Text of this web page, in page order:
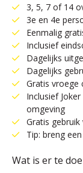
3, 5, 7 of 14
3e en 4e
Eenmalig
Inclusief
Dagelijks
Dagelijks
Gratis vroege
Inclusief
omgeving
Gratis gebruik
Tip: breng
Wat is er te